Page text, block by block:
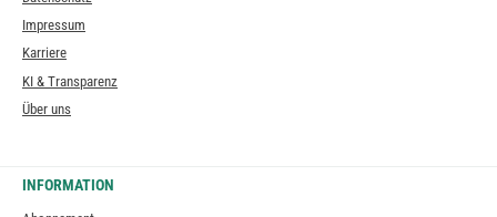
Impressum
Karriere
KI & Transparenz
Über uns
INFORMATION